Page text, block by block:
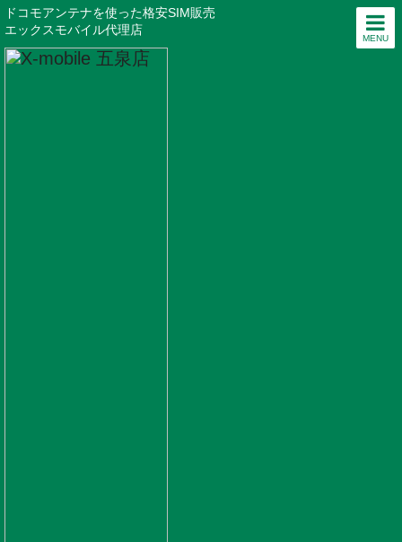
MENU
ドコモアンテナを使った格安SIM販売
エックスモバイル代理店